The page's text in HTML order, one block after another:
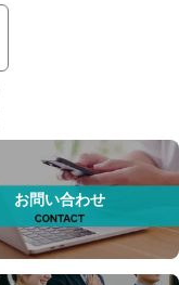
お問い合わせ